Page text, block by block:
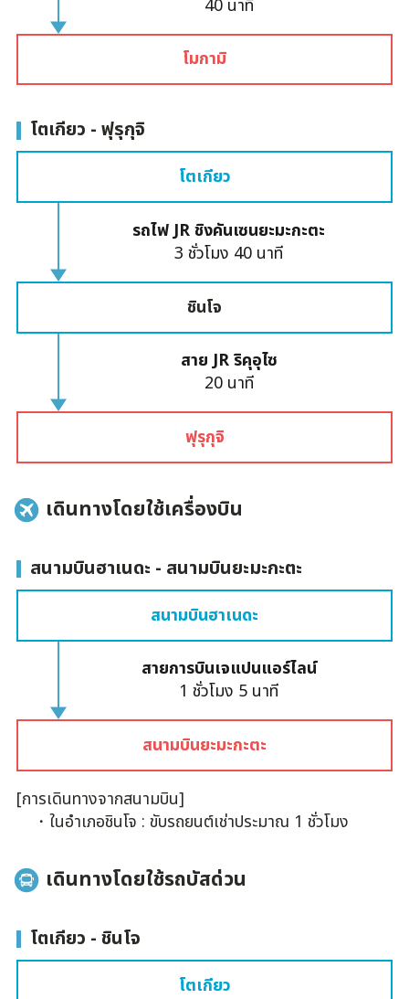
40 นาที
โมกามิ
โตเกียว - ฟุรุกุจิ
โตเกียว
รถไฟ JR ชิงคันเซนยะมะกะตะ
3 ชั่วโมง 40 นาที
ชินโจ
สาย JR ริคุอุไซ
20 นาที
ฟุรุกุจิ
เดินทางโดยใช้เครื่องบิน
สนามบินฮาเนดะ - สนามบินยะมะกะตะ
สนามบินฮาเนดะ
สายการบินเจแปนแอร์ไลน์
1 ชั่วโมง 5 นาที
สนามบินยะมะกะตะ
[การเดินทางจากสนามบิน]
・ในอำเภอชินโจ : ขับรถยนต์เช่าประมาณ 1 ชั่วโมง
เดินทางโดยใช้รถบัสด่วน
โตเกียว - ชินโจ
โตเกียว